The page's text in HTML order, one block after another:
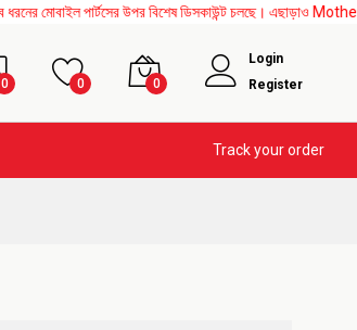
পার্টসের উপর বিশেষ ডিসকাউন্ট চলছে। এছাড়াও Mother
0 0 0
Login
Register
Track your order